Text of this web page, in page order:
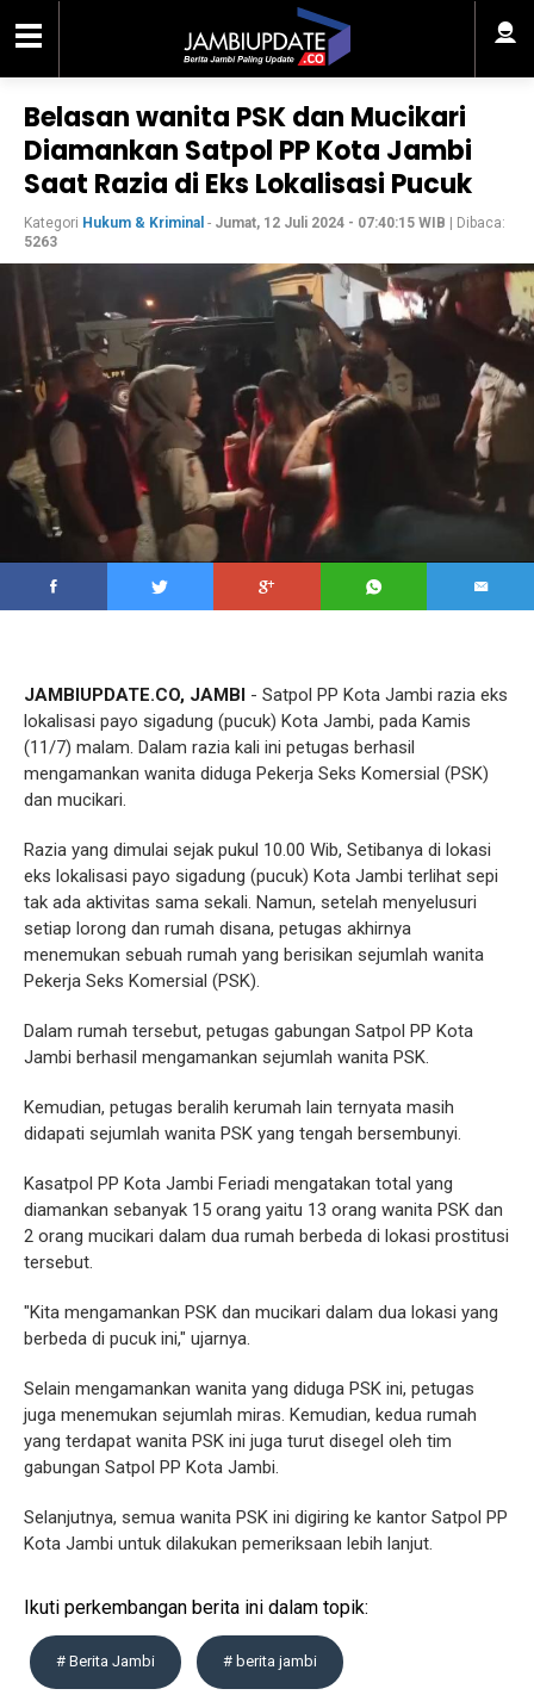
Belasan wanita PSK dan Mucikari
Diamankan Satpol PP Kota Jambi
Saat Razia di Eks Lokalisasi Pucuk
Kategori Hukum & Kriminal - Jumat, 12 Juli 2024 - 07:40:15 WIB | Dibaca:
5263
JAMBIUPDATE.CO, JAMBI - Satpol PP Kota Jambi razia eks
lokalisasi payo sigadung (pucuk) Kota Jambi, pada Kamis
(11/7) malam. Dalam razia kali ini petugas berhasil
mengamankan wanita diduga Pekerja Seks Komersial (PSK)
dan mucikari.
Razia yang dimulai sejak pukul 10.00 Wib, Setibanya di lokasi
eks lokalisasi payo sigadung (pucuk) Kota Jambi terlihat sepi
tak ada aktivitas sama sekali. Namun, setelah menyelusuri
setiap lorong dan rumah disana, petugas akhirnya
menemukan sebuah rumah yang berisikan sejumlah wanita
Pekerja Seks Komersial (PSK).
Dalam rumah tersebut, petugas gabungan Satpol PP Kota
Jambi berhasil mengamankan sejumlah wanita PSK.
Kemudian, petugas beralih kerumah lain ternyata masih
didapati sejumlah wanita PSK yang tengah bersembunyi.
Kasatpol PP Kota Jambi Feriadi mengatakan total yang
diamankan sebanyak 15 orang yaitu 13 orang wanita PSK dan
2 orang mucikari dalam dua rumah berbeda di lokasi prostitusi
tersebut.
"Kita mengamankan PSK dan mucikari dalam dua lokasi yang
berbeda di pucuk ini," ujarnya.
Selain mengamankan wanita yang diduga PSK ini, petugas
juga menemukan sejumlah miras. Kemudian, kedua rumah
yang terdapat wanita PSK ini juga turut disegel oleh tim
gabungan Satpol PP Kota Jambi.
Selanjutnya, semua wanita PSK ini digiring ke kantor Satpol PP
Kota Jambi untuk dilakukan pemeriksaan lebih lanjut.
Ikuti perkembangan berita ini dalam topik:
# Berita Jambi # berita jambi